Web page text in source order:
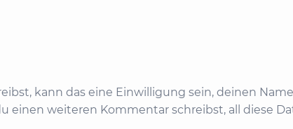
kann das eine Einwilligung sein, deinen
weiteren Kommentar schreibst, all diese